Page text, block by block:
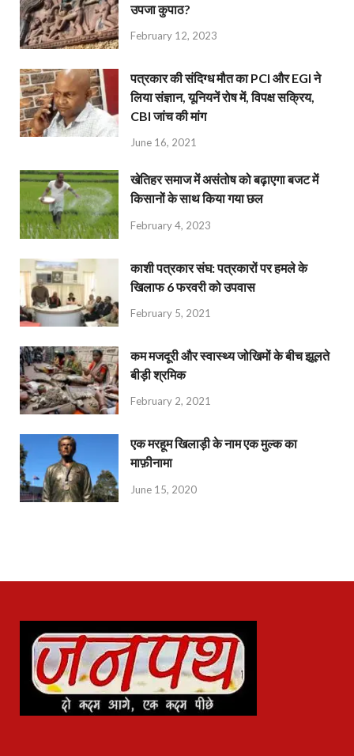
उपजा कुपाठ?
February 12, 2023
पत्रकार की संदिग्ध मौत का PCI और EGI ने
लिया संज्ञान, यूनियनें रोष में, विपक्ष सक्रिय,
CBI जांच की मांग
June 16, 2021
खेतिहर समाज में असंतोष को बढ़ाएगा बजट में
किसानों के साथ किया गया छल
February 4, 2023
काशी पत्रकार संघ: पत्रकारों पर हमले के
खिलाफ 6 फरवरी को उपवास
February 5, 2021
कम मजदूरी और स्वास्थ्य जोखिमों के बीच झूलते
बीड़ी श्रमिक
February 2, 2021
एक मरहूम खिलाड़ी के नाम एक मुल्क का
माफ़ीनामा
June 15, 2020